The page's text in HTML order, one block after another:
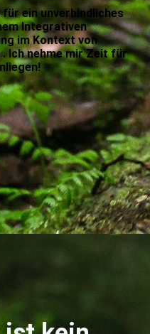
ein unverbindliches
Integrativen
im Kontext von
Ich nehme mir Zeit für